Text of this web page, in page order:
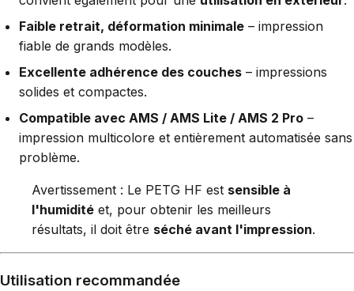
Faible retrait, déformation minimale – impression
fiable de grands modèles.
Excellente adhérence des couches – impressions
solides et compactes.
Compatible avec AMS / AMS Lite / AMS 2 Pro –
impression multicolore et entièrement automatisée sans
problème.
Avertissement : Le PETG HF est sensible à
l'humidité et, pour obtenir les meilleurs
résultats, il doit être séché avant l'impression.
Utilisation recommandée